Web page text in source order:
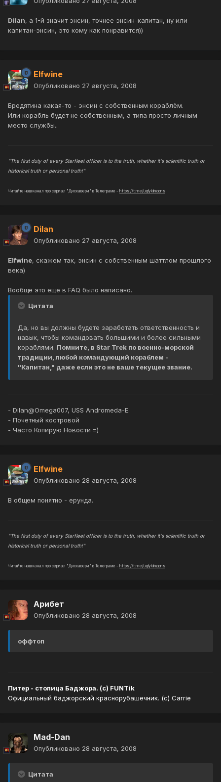
Dilan, а 1-й значит энсин, точнее энсин-капитан, ну или
капитан-энсин, это кому как понравится))
Elfwine
Опубликовано 27 августа, 2008
Бредятина какая-то - энсин с собственным кораблём.
Или корабль будет не собственным, а типа просто личным
место службы..
"The first duty of every Starfleet officer is to the truth, whether it's scientific truth or
historical truth or personal truth!"
Читайте наш канал про сериал "Дискавери" в Телеграме - https://t.me/uglyklingons
Dilan
Опубликовано 27 августа, 2008
Elfwine, скажем так, энсин с собственным шаттлом прошлого
века)
Вообще это еще в FAQ было написано.
Цитата
Да, но вы должны будете заработать ответственность и
навык, чтобы командовать большими и более сильными
кораблями. Помните, в Star Trek по военно-морской
традиции, любой командующий кораблем -
"Капитан," даже если это не ваше текущее звание.
- Dilan@Omega007, USS Andromeda-E.
- Почетный костровой
- Часто Копирую Новости =)
Elfwine
Опубликовано 28 августа, 2008
В общем понятно - ерунда.
"The first duty of every Starfleet officer is to the truth, whether it's scientific truth or
historical truth or personal truth!"
Читайте наш канал про сериал "Дискавери" в Телеграме - https://t.me/uglyklingons
Арибет
Опубликовано 28 августа, 2008
оффтоп
Питер - столица Баджора. (с) FUNTik
Официальный баджорский краснорубашечник. (с) Carrie
Mad-Dan
Опубликовано 28 августа, 2008
Цитата